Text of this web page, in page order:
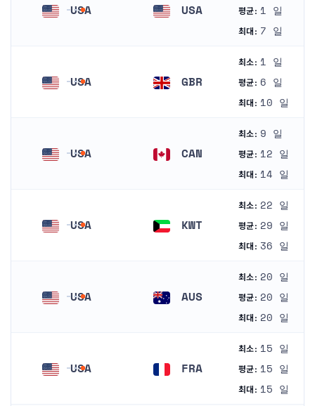
USA USA 평균: 1 일
최대: 7 일
USA GBR
최소: 1 일
평균: 6 일
최대: 10 일
USA CAN
최소: 9 일
평균: 12 일
최대: 14 일
USA KWT
최소: 22 일
평균: 29 일
최대: 36 일
USA AUS
최소: 20 일
평균: 20 일
최대: 20 일
USA FRA
최소: 15 일
평균: 15 일
최대: 15 일